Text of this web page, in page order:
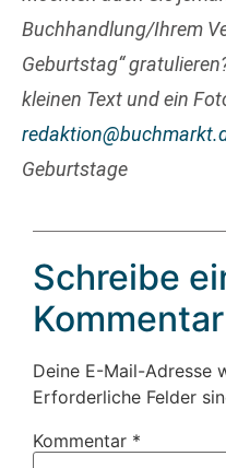
Buchhandlung/Ihrem
Geburtstag“
kleinen Text und ein
Geburtstage
Schreibe
Kommentar
Deine E-Mail-Adresse
Erforderliche Felder
Kommentar *